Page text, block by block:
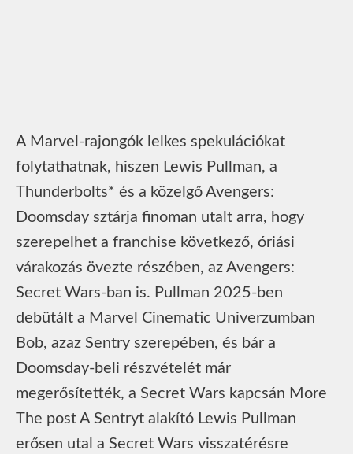
A Marvel-rajongók lelkes spekulációkat
folytathatnak, hiszen Lewis Pullman, a
Thunderbolts* és a közelgő Avengers:
Doomsday sztárja finoman utalt arra, hogy
szerepelhet a franchise következő, óriási
várakozás övezte részében, az Avengers:
Secret Wars-ban is. Pullman 2025-ben
debütált a Marvel Cinematic Univerzumban
Bob, azaz Sentry szerepében, és bár a
Doomsday-beli részvételét már
megerősítették, a Secret Wars kapcsán More
The post A Sentryt alakító Lewis Pullman
erősen utal a Secret Wars visszatérésre